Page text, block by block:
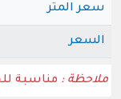
سعر المتر
السعر
ملاحظة : مناسبة